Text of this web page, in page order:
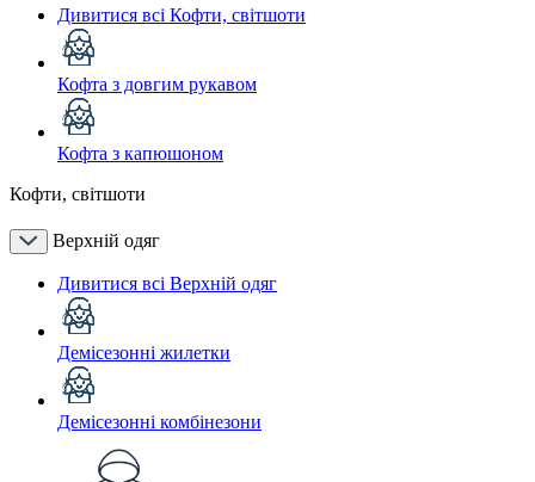
Дивитися всі Кофти, світшоти
Кофта з довгим рукавом
Кофта з капюшоном
Кофти, світшоти
Верхній одяг
Дивитися всі Верхній одяг
Демісезонні жилетки
Демісезонні комбінезони